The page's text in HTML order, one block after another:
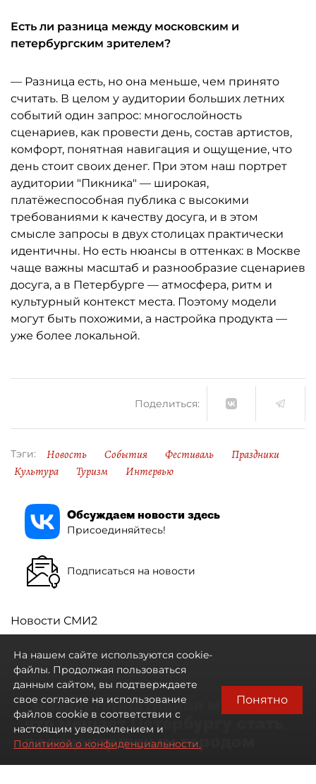
Есть ли разница между московским и
петербургским зрителем?
— Разница есть, но она меньше, чем принято
считать. В целом у аудитории больших летних
событий один запрос: многослойность
сценариев, как провести день, состав артистов,
комфорт, понятная навигация и ощущение, что
день стоит своих денег. При этом наш портрет
аудитории "Пикника" — широкая,
платёжеспособная публика с высокими
требованиями к качеству досуга, и в этом
смысле запросы в двух столицах практически
идентичны. Но есть нюансы в оттенках: в Москве
чаще важны масштаб и разнообразие сценариев
досуга, а в Петербурге — атмосфера, ритм и
культурный контекст места. Поэтому модели
могут быть похожими, а настройка продукта —
уже более локальной.
Поделиться:
Тэги: Новость События Фестиваль
Праздники
Культура
Туризм Интервью
Обсуждаем новости здесь
Присоединяйтесь!
Подписаться на новости
Новости СМИ2
"Безальтернативная модель":
что мешает Петербургу стать
полицентричным городом
На нашем сайте используются cookie-
файлы. Продолжая пользоваться
данным сайтом, вы подтверждаете
свое согласие на использование
файлов cookie в соответствии с
настоящим уведомлением и
Политикой о конфиденциальности.
Понятно